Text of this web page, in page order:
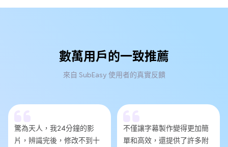
數萬用戶的一致推薦
來自 SubEasy 使用者的真實反饋
驚為天人，我24分鐘的影
片，辨識完後，修改不到十
不僅讓字幕製作變得更加簡
單和高效，還提供了許多附